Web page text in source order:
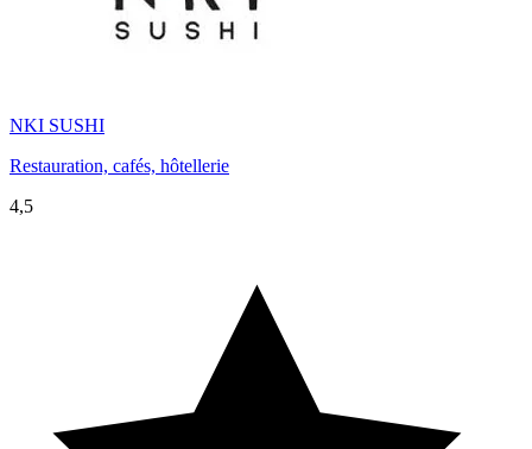
NKI SUSHI
Restauration, cafés, hôtellerie
4,5